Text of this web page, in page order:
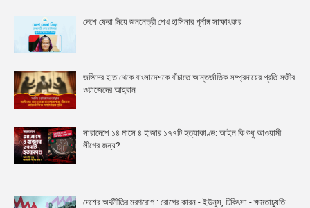
দেশে ফেরা নিয়ে জননেত্রী শেখ হাসিনার পূর্নাঙ্গ সাক্ষাৎকার
জঙ্গিদের হাত থেকে বাংলাদেশকে বাঁচাতে আন্তর্জাতিক সম্প্রদায়ের প্রতি সজীব
ওয়াজেদের আহ্বান
সারাদেশে ১৪ মাসে ৪ হাজার ১৭৭টি হত্যাকাণ্ড: আইন কি শুধু আওয়ামী
লীগের জন্য?
দেশের অর্থনীতির মরণরোগ : রোগের কারন - ইউনুস, চিকিৎসা - ক্ষমতাচ্যুতি